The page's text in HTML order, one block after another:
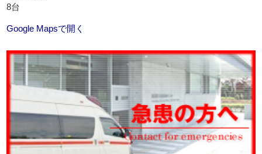
8台
Google Mapsで開く